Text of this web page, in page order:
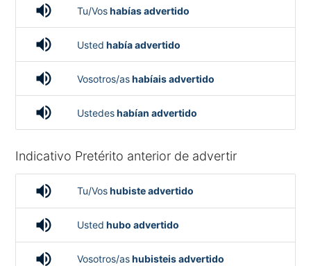
volume_up Tu/Voshabías advertido
volume_up Usted había advertido
volume_up Vosotros/ashabíais advertido
volume_up Ustedeshabían advertido
Indicativo Pretérito anterior de advertir
volume_up Tu/Voshubiste advertido
volume_up Usted hubo advertido
volume_up Vosotros/ashubisteis advertido